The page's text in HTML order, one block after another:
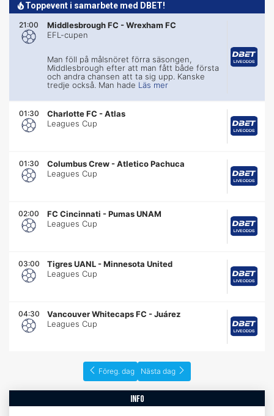
Toppevent i samarbete med DBET!
21:00 Middlesbrough FC -Wrexham FC
EFL-cupen
Man föll på målsnöret förra säsongen,
Middlesbrough efter att man fått både första
och andra chansen att ta sig upp. Kanske
tredje också. Man hade Läs mer
01:30 Charlotte FC -Atlas
Leagues Cup
01:30 Columbus Crew -Atletico Pachuca
Leagues Cup
02:00 FC Cincinnati -Pumas UNAM
Leagues Cup
03:00 Tigres UANL -Minnesota United
Leagues Cup
04:30 Vancouver Whitecaps FC -Juárez
Leagues Cup
Föreg. dag Nästa dag
info